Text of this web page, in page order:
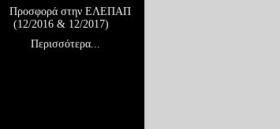
Προσφορά στην ΕΛΕΠΑΠ
(12/2016 & 12/2017)
Περισσότερα...